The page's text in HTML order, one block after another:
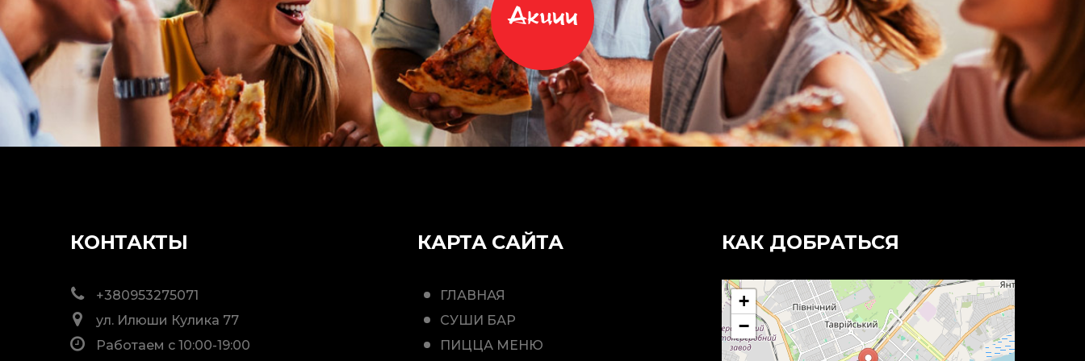
Акции
КОНТАКТЫ
+380953275071
ул. Илюши Кулика 77
Работаем с 10:00-19:00
КАРТА САЙТА
ГЛАВНАЯ
СУШИ БАР
ПИЦЦА МЕНЮ
КАК ДОБРАТЬСЯ
+
−